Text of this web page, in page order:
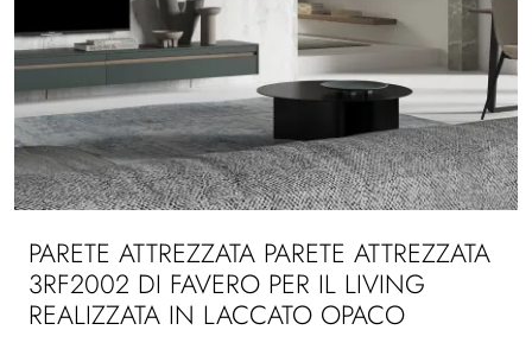
PARETE ATTREZZATA PARETE ATTREZZATA
3RF2002 DI FAVERO PER IL LIVING
REALIZZATA IN LACCATO OPACO